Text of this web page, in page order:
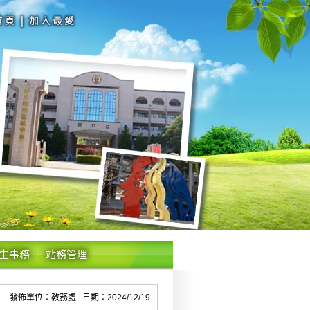
事務 站務管理
發佈單位：教務處 日期：2024/12/19